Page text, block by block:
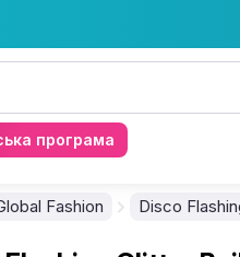
програма
Fashion Disco